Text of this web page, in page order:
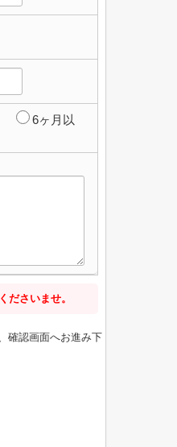
6ヶ月以
ださいませ。
確認画面へお進み下